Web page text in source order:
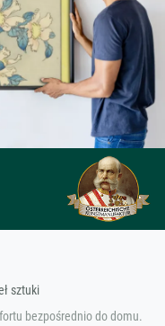
sztuki
bezpośrednio do domu.